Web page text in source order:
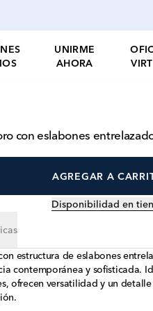
UNIRME
AHORA
con eslabones
AGREGAR A
Disponibilidad en
estructura de eslabones
contemporánea y sofisticada.
ofrecen versatilidad y un